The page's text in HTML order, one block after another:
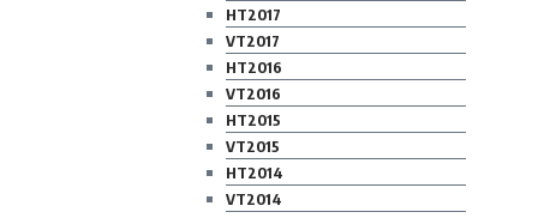
HT2017
VT2017
HT2016
VT2016
HT2015
VT2015
HT2014
VT2014